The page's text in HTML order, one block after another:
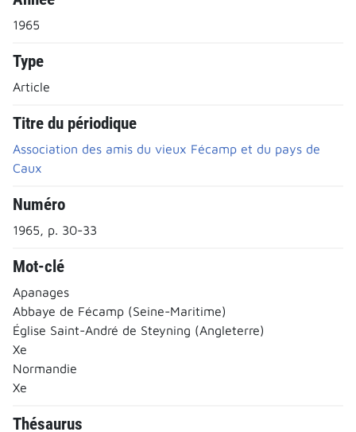
1965
Type
Article
Titre du périodique
Association des amis du vieux Fécamp et du pays de
Caux
Numéro
1965, p. 30-33
Mot-clé
Apanages
Abbaye de Fécamp (Seine-Maritime)
Église Saint-André de Steyning (Angleterre)
Xe
Normandie
Xe
Thésaurus